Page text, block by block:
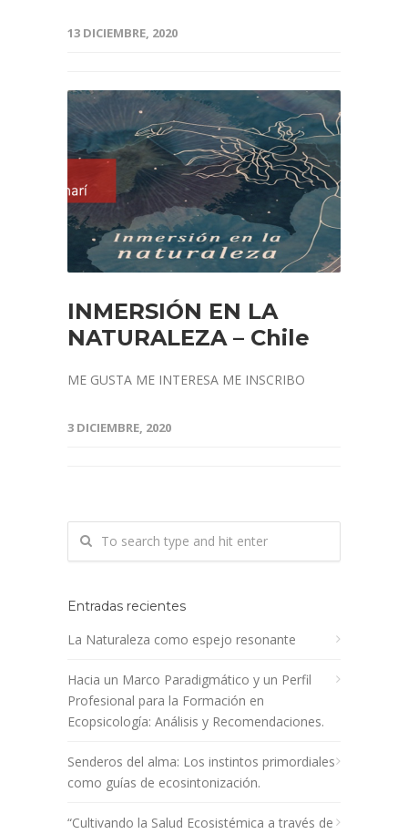
13 DICIEMBRE, 2020
INMERSIÓN EN LA
NATURALEZA – Chile
ME GUSTA ME INTERESA ME INSCRIBO
3 DICIEMBRE, 2020
Entradas recientes
La Naturaleza como espejo resonante
Hacia un Marco Paradigmático y un Perfil
Profesional para la Formación en
Ecopsicología: Análisis y Recomendaciones.
Senderos del alma: Los instintos primordiales
como guías de ecosintonización.
“Cultivando la Salud Ecosistémica a través de